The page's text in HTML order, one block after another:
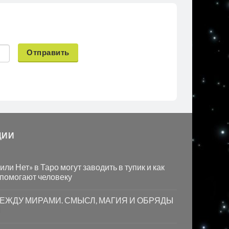
Отправить
Нет» в Таро могут заводить в тупик и как
человеку
МИРАМИ. СМЫСЛ, МАГИЯ И ОБРЯДЫ